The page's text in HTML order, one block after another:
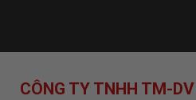
CÔNG TY TNHH TM-